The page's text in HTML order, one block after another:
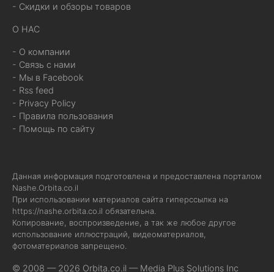
- Скидки и обзоры товаров
О НАС
- О компании
- Связь с нами
- Мы в Facebook
- Rss feed
- Privacy Policy
- Правила пользования
- Помощь по сайту
Данная информация подготовлена и предоставлена порталом
Nashe.Orbita.co.il
При использовании материалов сайта гиперссылка на
https://nashe.orbita.co.il обязательна.
Копирование, воспроизведение, а так же любое другое
использование иллюстраций, видеоматериалов,
фотоматериалов запрещено.
© 2008 — 2026 Orbita.co.il — Media Plus Solutions Inc